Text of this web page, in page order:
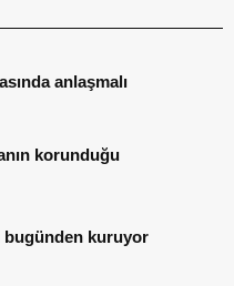
anlaşmalı
korunduğu
bugünden kuruyor